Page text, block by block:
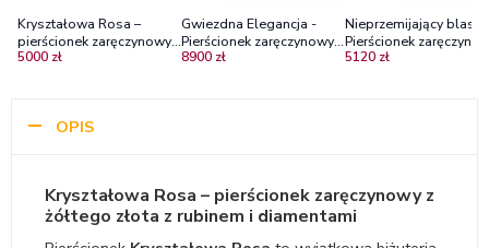
Kryształowa Rosa –
pierścionek zaręczynowy z
żółtego złota z szafirem i
5000 zł
Gwiezdna Elegancja -
Pierścionek zaręczynowy z
żółtego złota z rubinami
8900 zł
Nieprzemijający blask -
Pierścionek
różowego złota z
5120 zł
OPIS
Kryształowa Rosa – pierścionek zaręczynowy z
żółtego złota z rubinem i diamentami